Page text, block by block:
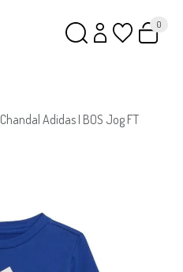
0
Chandal Adidas I BOS Jog FT